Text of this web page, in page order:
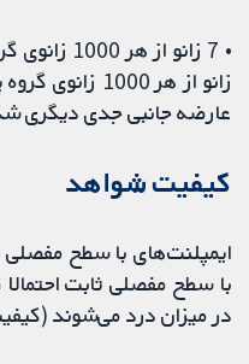
زانو از هر
عارضه جانبی جدی دیگری
کیفیت شواهد
ایمپلنت‌های با سطح
با سطح مفصلی ثابت
در میزان درد می‌شوند